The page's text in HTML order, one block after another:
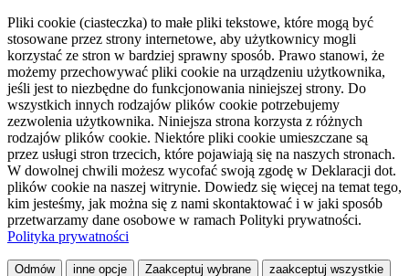
Pliki cookie (ciasteczka) to małe pliki tekstowe, które mogą być
stosowane przez strony internetowe, aby użytkownicy mogli
korzystać ze stron w bardziej sprawny sposób. Prawo stanowi, że
możemy przechowywać pliki cookie na urządzeniu użytkownika,
jeśli jest to niezbędne do funkcjonowania niniejszej strony. Do
wszystkich innych rodzajów plików cookie potrzebujemy
zezwolenia użytkownika. Niniejsza strona korzysta z różnych
rodzajów plików cookie. Niektóre pliki cookie umieszczane są
przez usługi stron trzecich, które pojawiają się na naszych stronach.
W dowolnej chwili możesz wycofać swoją zgodę w Deklaracji dot.
plików cookie na naszej witrynie. Dowiedz się więcej na temat tego,
kim jesteśmy, jak można się z nami skontaktować i w jaki sposób
przetwarzamy dane osobowe w ramach Polityki prywatności.
Polityka prywatności
Odmów inne opcje Zaakceptuj wybrane zaakceptuj wszystkie